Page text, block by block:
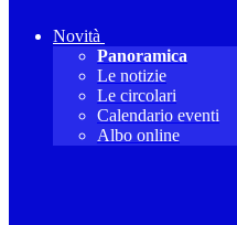
Novità
Panoramica
Le notizie
Le circolari
Calendario eventi
Albo online